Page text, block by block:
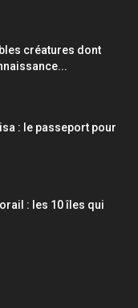
créatures dont
: le passeport pour
: les 10 îles qui